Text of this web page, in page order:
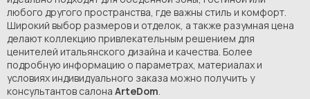
любого другого пространства, где важны стиль и комфорт.
Широкий выбор размеров и отделок, а также разумная цена
делают коллекцию привлекательным решением для
ценителей итальянского дизайна и качества. Более
подробную информацию о параметрах, материалах и
условиях индивидуального заказа можно получить у
консультантов салона ArteDom.